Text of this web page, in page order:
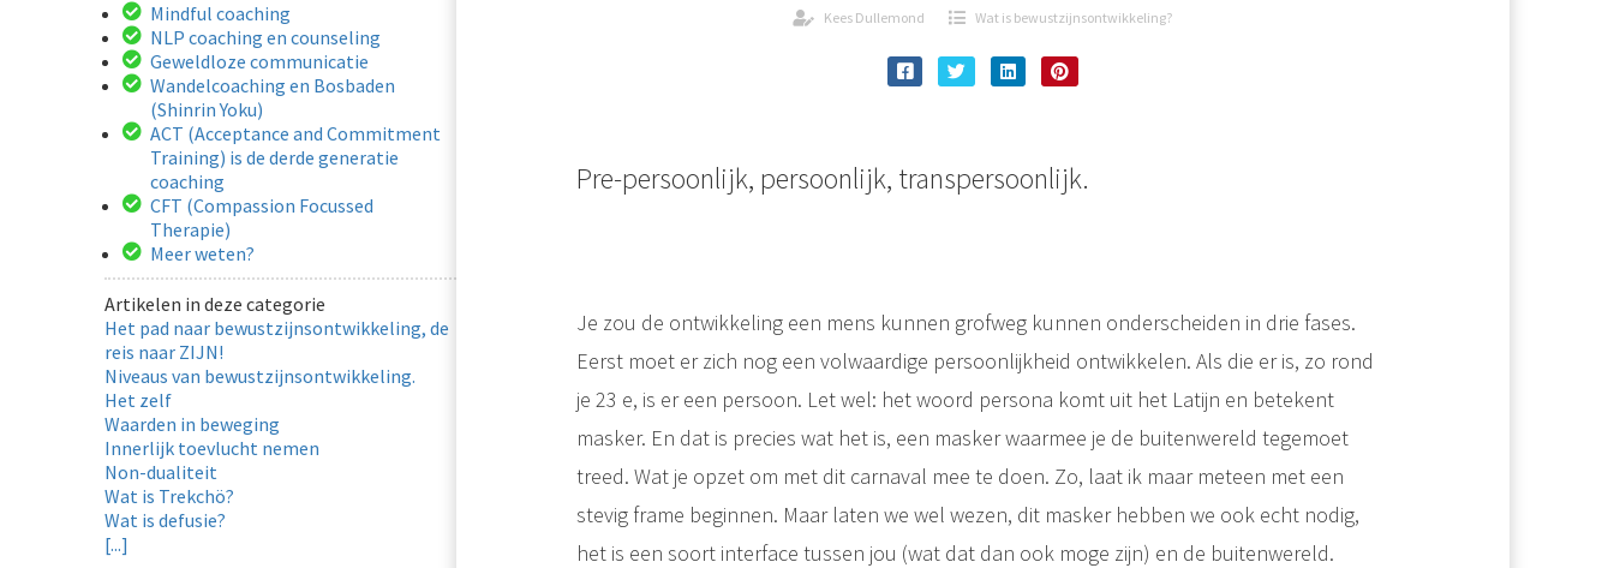
Mindful coaching
NLP coaching en counseling
Geweldloze communicatie
Wandelcoaching en Bosbaden
(Shinrin Yoku)
ACT (Acceptance and Commitment
Training) is de derde generatie
coaching
CFT (Compassion Focussed
Therapie)
Meer weten?
Artikelen in deze categorie
Het pad naar bewustzijnsontwikkeling, de
reis naar ZIJN!
Niveaus van bewustzijnsontwikkeling.
Het zelf
Waarden in beweging
Innerlijk toevlucht nemen
Non-dualiteit
Wat is Trekchö?
Wat is defusie?
[...]
Kees Dullemond Wat is bewustzijnsontwikkeling?
Pre-persoonlijk, persoonlijk, transpersoonlijk.
Je zou de ontwikkeling een mens kunnen grofweg kunnen onderscheiden in drie fases.
Eerst moet er zich nog een volwaardige persoonlijkheid ontwikkelen. Als die er is, zo rond
je 23 e, is er een persoon. Let wel: het woord persona komt uit het Latijn en betekent
masker. En dat is precies wat het is, een masker waarmee je de buitenwereld tegemoet
treed. Wat je opzet om met dit carnaval mee te doen. Zo, laat ik maar meteen met een
stevig frame beginnen. Maar laten we wel wezen, dit masker hebben we ook echt nodig,
het is een soort interface tussen jou (wat dat dan ook moge zijn) en de buitenwereld.